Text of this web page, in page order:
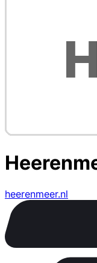
heerenmeer.nl